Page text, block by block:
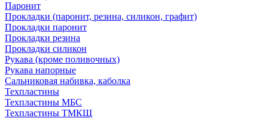
Паронит
Прокладки (паронит, резина, силикон, графит)
Прокладки паронит
Прокладки резина
Прокладки силикон
Рукава (кроме поливочных)
Рукава напорные
Сальниковая набивка, каболка
Техпластины
Техпластины МБС
Техпластины ТМКЩ